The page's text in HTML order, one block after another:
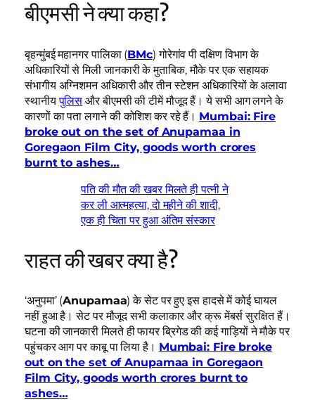
बीएमसी ने क्या कहा?
बृहन्मुंबई महानगर पालिका (BMc) गोरेगांव पी दक्षिण विभाग के
अधिकारियों से मिली जानकारी के मुताबिक, मौके पर एक सहायक
संभागीय अग्निशमन अधिकारी और तीन स्टेशन अधिकारियों के अलावा
स्थानीयपुलिस और बीएमसी की टीमें मौजूद हैं। ये सभी आग लगने के
कारणों का पता लगाने की कोशिश कर रहे हैं। Mumbai: Fire
broke out on the set of Anupamaa in
Goregaon Film City, goods worth crores
burnt to ashes…
पति की मौत की खबर मिलते ही पत्नी ने
कर ली आत्महत्या, दो महीने की शादी,
एक ही चिता पर हुआ अंतिम संस्कार
राहत की खबर क्या है?
‘अनुपमा’ (Anupamaa) के सेट पर हुए इस हादसे में कोई घायल
नहीं हुआ है। सेट पर मौजूद सभी कलाकार और क्रू मेंबर्स सुरक्षित हैं।
घटना की जानकारी मिलते ही फायर ब्रिगेड की कई गाड़ियों ने मौके पर
पहुंचकर आग पर काबू पा लिया है। Mumbai: Fire broke
out on the set of Anupamaa in Goregaon
Film City, goods worth crores burnt to
ashes…